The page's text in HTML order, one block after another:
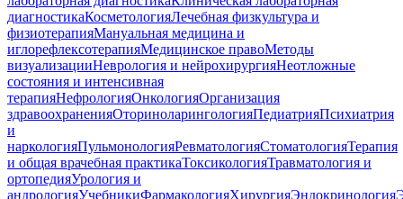
диагностикаКосметологияЛечебная физкультура и
физиотерапияМануальная медицина и
иглорефлексотерапияМедицинское правоМетоды
визуализацииНеврология и нейрохирургияНеотложные
состояния и интенсивная
терапияНефрологияОнкологияОрганизация
здравоохраненияОториноларингологияПедиатрияПсихиатрия
и
наркологияПульмонологияРевматологияСтоматологияТерапия
и общая врачебная практикаТоксикологияТравматология и
ортопедияУрология и
андрологияУчебникиФармакологияХирургияЭндокринология